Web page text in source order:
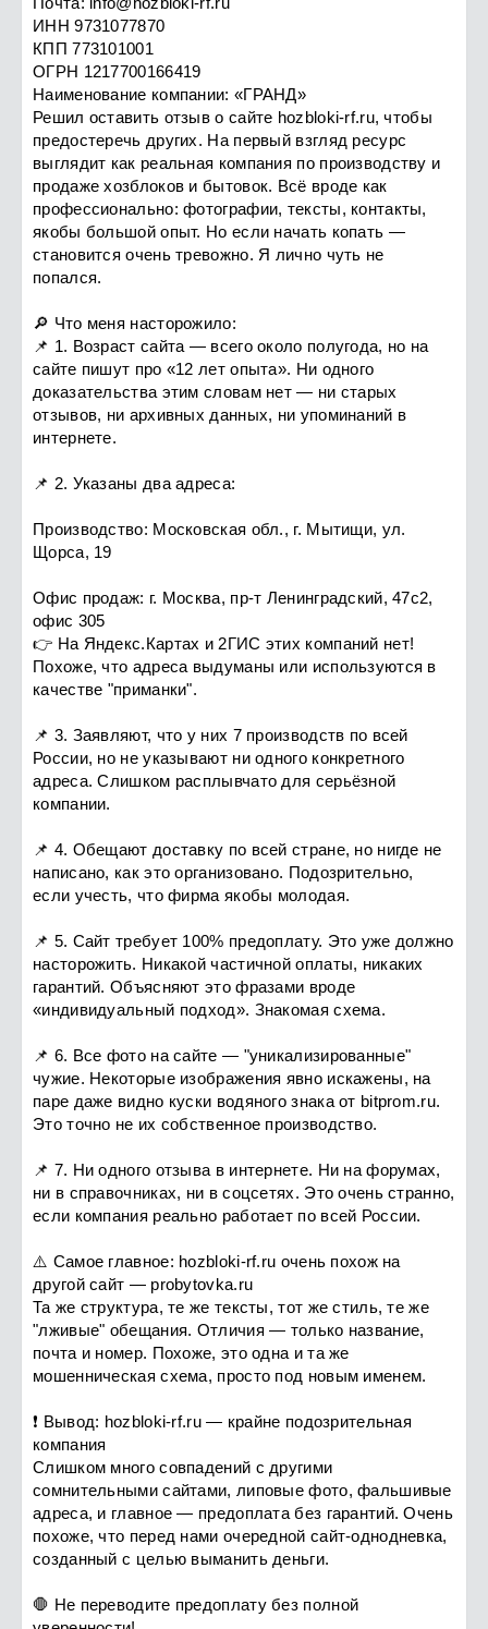
ИНН 9731077870
КПП 773101001
ОГРН 1217700166419
Наименование компании: «ГРАНД»
Решил оставить отзыв о сайте hozbloki-rf.ru, чтобы
предостеречь других. На первый взгляд ресурс
выглядит как реальная компания по производству и
продаже хозблоков и бытовок. Всё вроде как
профессионально: фотографии, тексты, контакты,
якобы большой опыт. Но если начать копать —
становится очень тревожно. Я лично чуть не
попался.
🔎 Что меня насторожило:
📌 1. Возраст сайта — всего около полугода, но на
сайте пишут про «12 лет опыта». Ни одного
доказательства этим словам нет — ни старых
отзывов, ни архивных данных, ни упоминаний в
интернете.
📌 2. Указаны два адреса:
Производство: Московская обл., г. Мытищи, ул.
Щорса, 19
Офис продаж: г. Москва, пр-т Ленинградский, 47с2,
офис 305
👉 На Яндекс.Картах и 2ГИС этих компаний нет!
Похоже, что адреса выдуманы или используются в
качестве "приманки".
📌 3. Заявляют, что у них 7 производств по всей
России, но не указывают ни одного конкретного
адреса. Слишком расплывчато для серьёзной
компании.
📌 4. Обещают доставку по всей стране, но нигде не
написано, как это организовано. Подозрительно,
если учесть, что фирма якобы молодая.
📌 5. Сайт требует 100% предоплату. Это уже должно
насторожить. Никакой частичной оплаты, никаких
гарантий. Объясняют это фразами вроде
«индивидуальный подход». Знакомая схема.
📌 6. Все фото на сайте — "уникализированные"
чужие. Некоторые изображения явно искажены, на
паре даже видно куски водяного знака от bitprom.ru.
Это точно не их собственное производство.
📌 7. Ни одного отзыва в интернете. Ни на форумах,
ни в справочниках, ни в соцсетях. Это очень странно,
если компания реально работает по всей России.
⚠️ Самое главное: hozbloki-rf.ru очень похож на
другой сайт — probytovka.ru
Та же структура, те же тексты, тот же стиль, те же
"лживые" обещания. Отличия — только название,
почта и номер. Похоже, это одна и та же
мошенническая схема, просто под новым именем.
❗ Вывод: hozbloki-rf.ru — крайне подозрительная
компания
Слишком много совпадений с другими
сомнительными сайтами, липовые фото, фальшивые
адреса, и главное — предоплата без гарантий. Очень
похоже, что перед нами очередной сайт-однодневка,
созданный с целью выманить деньги.
🛑 Не переводите предоплату без полной